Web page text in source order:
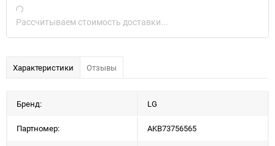
Рассчитываем стоимость доставки...
Характеристики Отзывы
Бренд: LG
Партномер: AKB73756565